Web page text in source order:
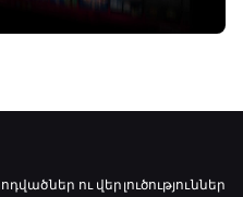
ու վերլուծություններ